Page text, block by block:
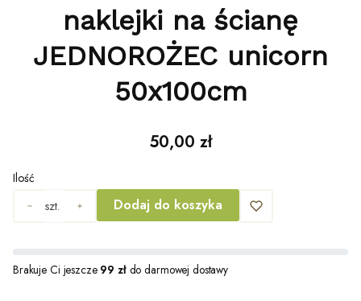
naklejki na ścianę
JEDNOROŻEC unicorn
50x100cm
Cena
50,00 zł
Ilość
szt.
Dodaj do koszyka
Brakuje Ci jeszcze 99 złdo darmowej dostawy